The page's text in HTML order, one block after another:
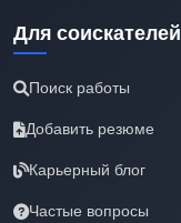
Для соискателей
Поиск работы
Добавить резюме
Карьерный блог
Частые вопросы